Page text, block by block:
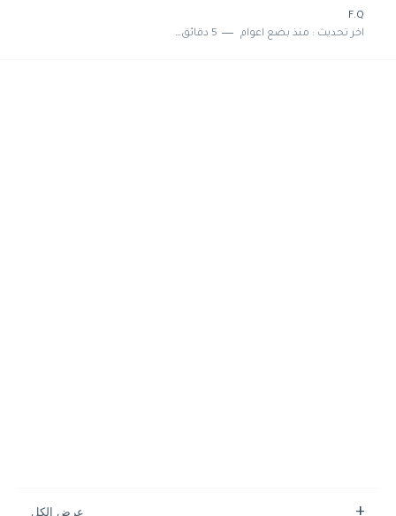
F.Q
اخر تحديث : منذ بضع اعوام 5 دقائق للقراءة